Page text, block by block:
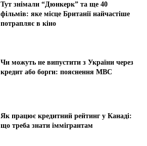
Тут знімали “Дюнкерк” та ще 40
фільмів: яке місце Британії найчастіше
потрапляє в кіно
Чи можуть не випустити з України через
кредит або борги: пояснення МВС
Як працює кредитний рейтинг у Канаді:
що треба знати іммігрантам